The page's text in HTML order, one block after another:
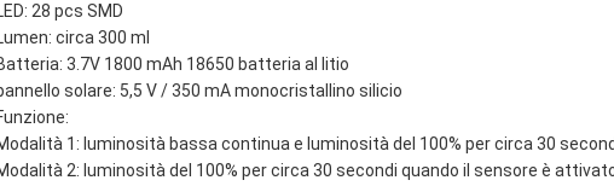
28 pcs SMD
circa 300 ml
3.7V 1800 mAh 18650 batteria al litio
solare: 5,5 V / 350 mA monocristallino silicio
1: luminosità bassa continua e luminosità del 100% per circa 30
2: luminosità del 100% per circa 30 secondi quando il sensore è